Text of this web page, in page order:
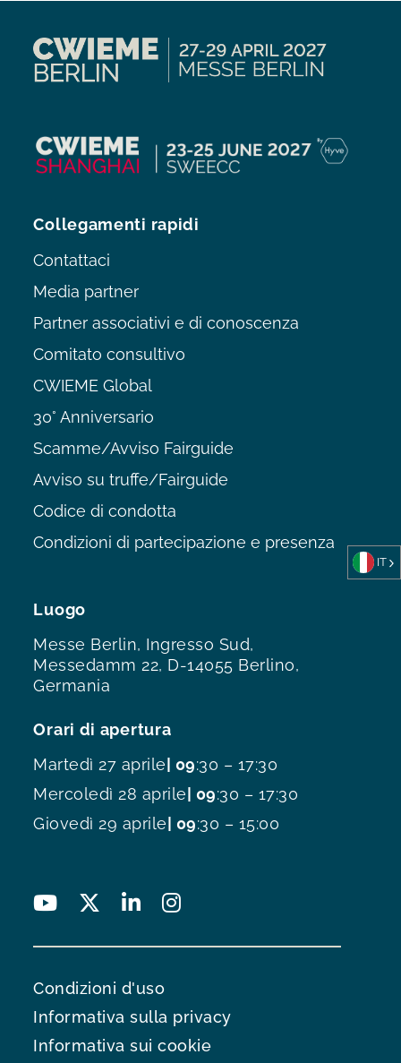
Luogo
Messe Berlin, Ingresso Sud,
Messedamm 22, D-14055 Berlino,
Germania
Orari di apertura
Martedì 27 aprile | 09:30 – 17:30
Mercoledì 28 aprile | 09:30 – 17:30
Giovedì 29 aprile | 09:30 – 15:00
Collegamenti rapidi
Contattaci
Media partner
Partner associativi e di conoscenza
Comitato consultivo
CWIEME Global
30° Anniversario
Scamme/Avviso Fairguide
Avviso su truffe/Fairguide
Codice di condotta
Condizioni di partecipazione e presenza
Condizioni d'uso
Informativa sulla privacy
Informativa sui cookie
IT